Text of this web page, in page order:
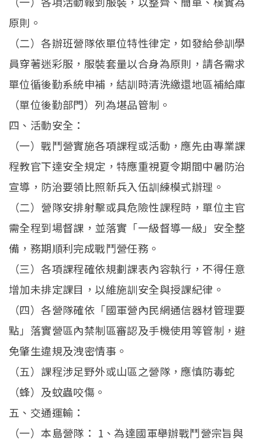
原則。
（二）各辦班營隊依單位特性律定，如發給參訓學
員穿著迷彩服，服裝套量以合身為原則，請各需求
單位循後勤系統申補，結訓時清洗繳還地區補給庫
（單位後勤部門）列為堪品管制。
四、活動安全：
（一）戰鬥營實施各項課程或活動，應先由專業課
程教官下達安全規定，特應重視夏令期間中暑防治
宣導，防治要領比照新兵入伍訓練模式辦理。
（二）營隊安排射擊或具危險性課程時，單位主官
需全程到場督課，並落實「一級督導一級」安全整
備，務期順利完成戰鬥營任務。
（三）各項課程確依規劃課表內容執行，不得任意
增加未排定課目，以維施訓安全與授課紀律。
（四）各營隊確依「國軍營內民網通信器材管理要
點」落實營區內禁制區審認及手機使用等管制，避
免肇生違規及洩密情事。
（五）課程涉足野外或山區之營隊，應慎防毒蛇
（蜂）及蚊蟲咬傷。
五、交通運輸：
（一）本島營隊： 1、為達國軍舉辦戰鬥營宗旨與